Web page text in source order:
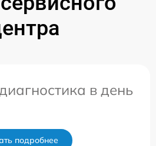
в день
подробнее